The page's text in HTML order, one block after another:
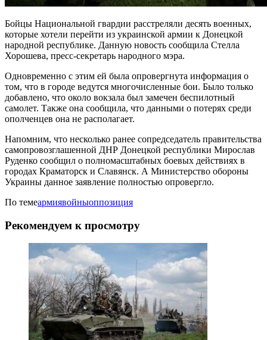
Бойцы Национальной гвардии расстреляли десять военных,
которые хотели перейти из украинской армии к Донецкой
народной республике. Данную новость сообщила Стелла
Хорошева, пресс-секретарь народного мэра.
Одновременно с этим ей была опровергнута информация о
том, что в городе ведутся многочисленные бои. Было только
добавлено, что около вокзала был замечен беспилотный
самолет. Также она сообщила, что данными о потерях среди
ополченцев она не располагает.
Напомним, что несколько ранее сопредседатель правительства
самопровозглашенной ДНР Донецкой республики Мирослав
Руденко сообщил о полномасштабных боевых действиях в
городах Краматорск и Славянск. А Министерство обороны
Украины данное заявление полностью опровергло.
По темеармиявойныоппозиция
Рекомендуем к просмотру